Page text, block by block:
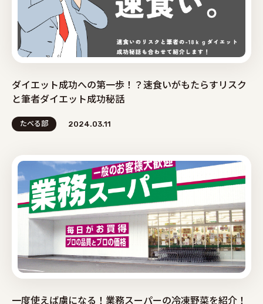
ダイエット成功への第一歩！？速食いがもたらすリスク
と筆者ダイエット成功秘話
たべる部 2024.03.11
一度使えば虜になる！業務スーパーの冷凍野菜を紹介！